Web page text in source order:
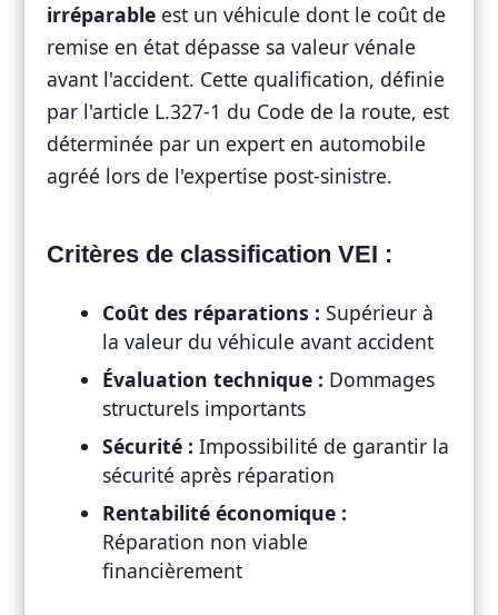
irréparable est un véhicule dont le coût de
remise en état dépasse sa valeur vénale
avant l'accident. Cette qualification, définie
par l'article L.327-1 du Code de la route, est
déterminée par un expert en automobile
agréé lors de l'expertise post-sinistre.
Critères de classification VEI :
Coût des réparations : Supérieur à
la valeur du véhicule avant accident
Évaluation technique : Dommages
structurels importants
Sécurité : Impossibilité de garantir la
sécurité après réparation
Rentabilité économique :
Réparation non viable
financièrement